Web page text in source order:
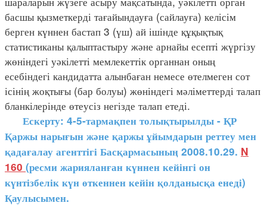
басшы қызметкерді тағайындауға (сайлауға) келісім
берген күннен бастап 3 (үш) ай ішінде құқықтық
статистиканы қалыптастыру және арнайы есепті жүргізу
жөніндегі уәкілетті мемлекеттік органнан оның
есебіндегі кандидатта алынбаған немесе өтелмеген сот
ісінің жоқтығы (бар болуы) жөніндегі мәліметтерді талап
бланкілерінде өтеусіз негізде талап етеді.
Ескерту: 4-5-тармақпен толықтырылды - ҚР
Қаржы нарығын және қаржы ұйымдарын реттеу мен
қадағалау агенттігі Басқармасының 2008.10.29. N
160 (ресми жарияланған күннен кейінгі он
күнтізбелік күн өткеннен кейін қолданысқа енеді)
Қаулысымен.